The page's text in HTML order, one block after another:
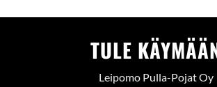
TULE
Leipomo Pulla-Pojat Oy